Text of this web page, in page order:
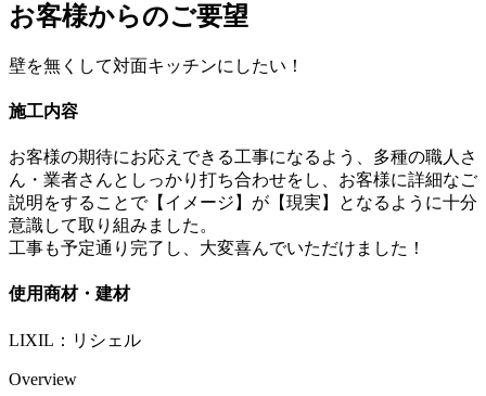
お客様からのご要望
壁を無くして対面キッチンにしたい！
施工内容
お客様の期待にお応えできる工事になるよう、多種の職人さ
ん・業者さんとしっかり打ち合わせをし、お客様に詳細なご
説明をすることで【イメージ】が【現実】となるように十分
意識して取り組みました。
工事も予定通り完了し、大変喜んでいただけました！
使用商材・建材
LIXIL：リシェル
Overview